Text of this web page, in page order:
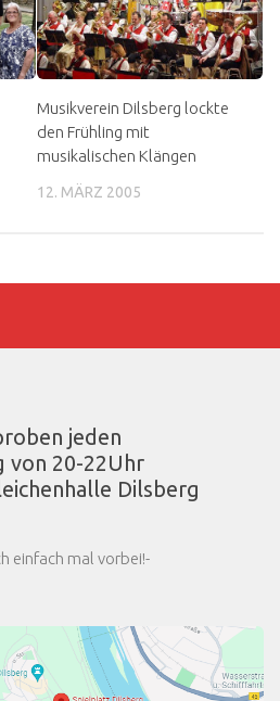
Musikverein Dilsberg lockte
den Frühling mit
musikalischen Klängen
12. MÄRZ 2005
jeden
von 20-22Uhr
Dilsberg
einfach mal vorbei!-